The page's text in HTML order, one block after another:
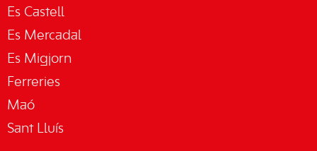
Es Castell
Es Mercadal
Es Migjorn
Ferreries
Maó
Sant Lluís